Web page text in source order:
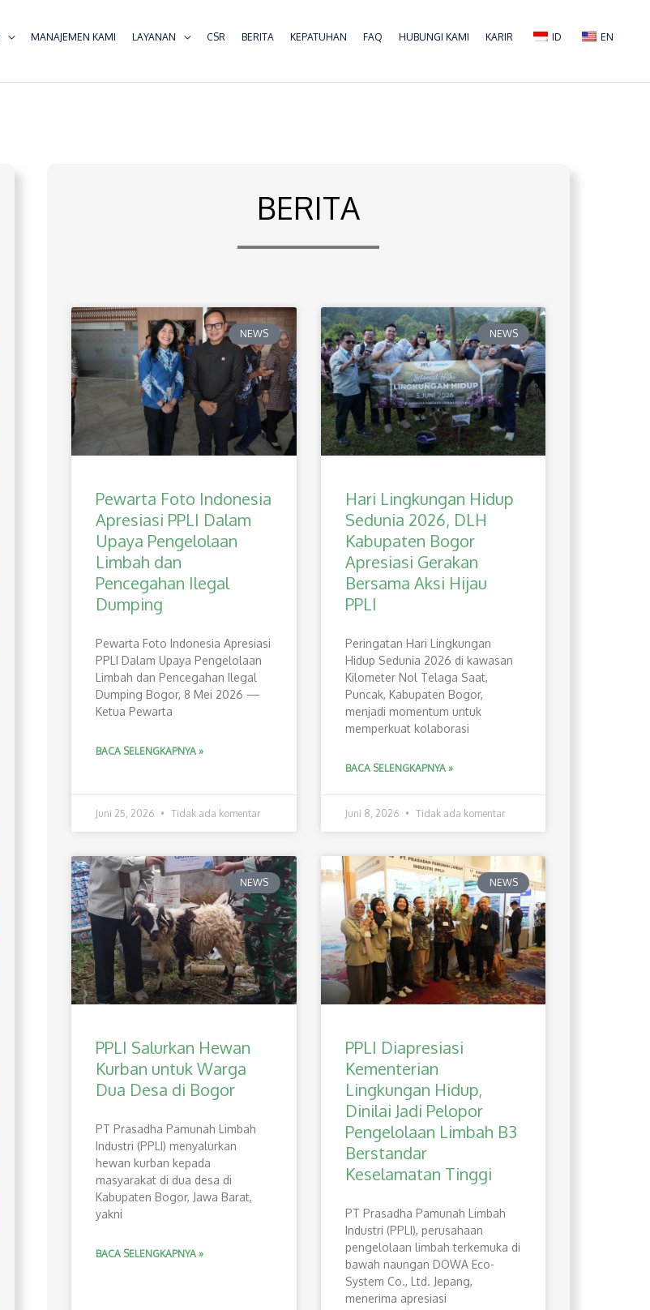
MANAJEMEN KAMI LAYANAN CSR BERITA KEPATUHAN FAQ HUBUNGI KAMI KARIR ID EN
BERITA
NEWS
Pewarta Foto Indonesia
Apresiasi PPLI Dalam
Upaya Pengelolaan
Limbah dan
Pencegahan Ilegal
Dumping
Pewarta Foto Indonesia Apresiasi
PPLI Dalam Upaya Pengelolaan
Limbah dan Pencegahan Ilegal
Dumping Bogor, 8 Mei 2026 —
Ketua Pewarta
BACA SELENGKAPNYA »
Juni 25, 2026 Tidak ada komentar
NEWS
Hari Lingkungan Hidup
Sedunia 2026, DLH
Kabupaten Bogor
Apresiasi Gerakan
Bersama Aksi Hijau
PPLI
Peringatan Hari Lingkungan
Hidup Sedunia 2026 di kawasan
Kilometer Nol Telaga Saat,
Puncak, Kabupaten Bogor,
menjadi momentum untuk
memperkuat kolaborasi
BACA SELENGKAPNYA »
Juni 8, 2026 Tidak ada komentar
NEWS
PPLI Salurkan Hewan
Kurban untuk Warga
Dua Desa di Bogor
PT Prasadha Pamunah Limbah
Industri (PPLI) menyalurkan
hewan kurban kepada
masyarakat di dua desa di
Kabupaten Bogor, Jawa Barat,
yakni
BACA SELENGKAPNYA »
NEWS
PPLI Diapresiasi
Kementerian
Lingkungan Hidup,
Dinilai Jadi Pelopor
Pengelolaan Limbah B3
Berstandar
Keselamatan Tinggi
PT Prasadha Pamunah Limbah
Industri (PPLI), perusahaan
pengelolaan limbah terkemuka di
bawah naungan DOWA Eco-
System Co., Ltd. Jepang,
menerima apresiasi